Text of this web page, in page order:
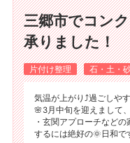
三郷市でコン
承りました！
片付け整理 石・土・
気温が上がり⤴過ごしや
🌸3月中旬を迎えまして
・玄関アプローチなど
するには絶好の🌞日和